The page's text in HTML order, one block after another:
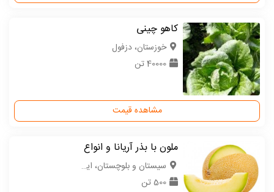
کاهو چینی
خوزستان، دزفول
40000 تن
مشاهده قیمت
ملون با بذر آریانا و انواع
سیستان و بلوچستان، ایرانشهر
500 تن